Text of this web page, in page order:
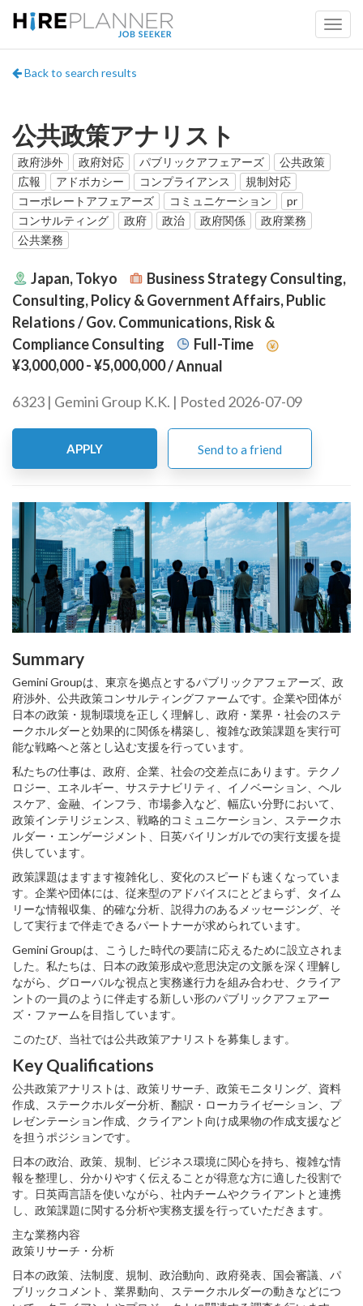
Back to search results
公共政策アナリスト
政府渉外 政府対応 パブリックアフェアーズ
公共政策
広報
アドボカシー コンプライアンス
規制対応
コーポレートアフェアーズ
コミュニケーション
pr
コンサルティング
政府 政治 政府関係
政府業務
公共業務
Japan, Tokyo
Business Strategy Consulting,
Consulting, Policy & Government Affairs, Public
Relations / Gov. Communications, Risk &
Compliance Consulting
Full-Time
¥3,000,000 - ¥5,000,000/ Annual
6323 | Gemini Group K.K. | Posted 2026-07-09
APPLY Send to a friend
Summary
Gemini Groupは、東京を拠点とするパブリックアフェアーズ、政
府渉外、公共政策コンサルティングファームです。企業や団体が
日本の政策・規制環境を正しく理解し、政府・業界・社会のステ
ークホルダーと効果的に関係を構築し、複雑な政策課題を実行可
能な戦略へと落とし込む支援を行っています。
私たちの仕事は、政府、企業、社会の交差点にあります。テクノ
ロジー、エネルギー、サステナビリティ、イノベーション、ヘル
スケア、金融、インフラ、市場参入など、幅広い分野において、
政策インテリジェンス、戦略的コミュニケーション、ステークホ
ルダー・エンゲージメント、日英バイリンガルでの実行支援を提
供しています。
政策課題はますます複雑化し、変化のスピードも速くなっていま
す。企業や団体には、従来型のアドバイスにとどまらず、タイム
リーな情報収集、的確な分析、説得力のあるメッセージング、そ
して実行まで伴走できるパートナーが求められています。
Gemini Groupは、こうした時代の要請に応えるために設立されま
した。私たちは、日本の政策形成や意思決定の文脈を深く理解し
ながら、グローバルな視点と実務遂行力を組み合わせ、クライア
ントの一員のように伴走する新しい形のパブリックアフェアー
ズ・ファームを目指しています。
このたび、当社では公共政策アナリストを募集します。
Key Qualifications
公共政策アナリストは、政策リサーチ、政策モニタリング、資料
作成、ステークホルダー分析、翻訳・ローカライゼーション、プ
レゼンテーション作成、クライアント向け成果物の作成支援など
を担うポジションです。
日本の政治、政策、規制、ビジネス環境に関心を持ち、複雑な情
報を整理し、分かりやすく伝えることが得意な方に適した役割で
す。日英両言語を使いながら、社内チームやクライアントと連携
し、政策課題に関する分析や実務支援を行っていただきます。
主な業務内容
政策リサーチ・分析
日本の政策、法制度、規制、政治動向、政府発表、国会審議、パ
ブリックコメント、業界動向、ステークホルダーの動きなどにつ